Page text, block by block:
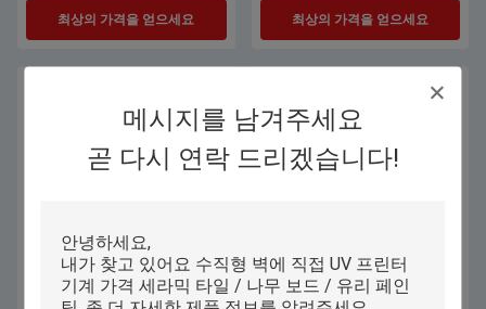
메시지를 남겨주세요
곧 다시 연락 드리겠습니다!
최상의 가격을 얻으세요 최상의 가격을 얻으세요
11.6 인치 더블 헤드 벽화용 차세대
지능형 잉크젯 프린터
9600 Dpi 잉크젯 벽 인쇄기 UV 주
차 공간 바닥 그림